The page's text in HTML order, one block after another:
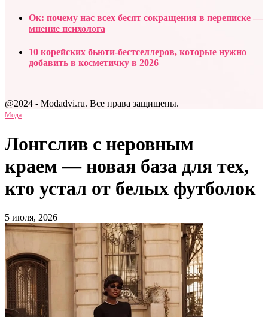
Ок: почему нас всех бесят сокращения в переписке —
мнение психолога
10 корейских бьюти-бестселлеров, которые нужно
добавить в косметичку в 2026
@2024 - Modadvi.ru. Все права защищены.
Мода
Лонгслив с неровным
краем — новая база для тех,
кто устал от белых футболок
5 июля, 2026